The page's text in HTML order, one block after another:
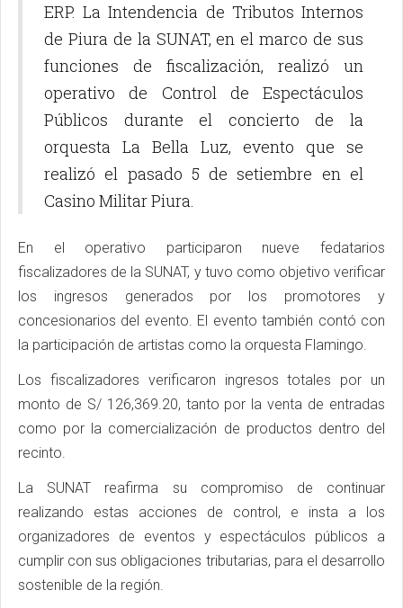
ERP. La Intendencia de Tributos Internos
de Piura de la SUNAT, en el marco de sus
funciones de fiscalización, realizó un
operativo de Control de Espectáculos
Públicos durante el concierto de la
orquesta La Bella Luz, evento que se
realizó el pasado 5 de setiembre en el
Casino Militar Piura.
En el operativo participaron nueve fedatarios
fiscalizadores de la SUNAT, y tuvo como objetivo verificar
los ingresos generados por los promotores y
concesionarios del evento. El evento también contó con
la participación de artistas como la orquesta Flamingo.
Los fiscalizadores verificaron ingresos totales por un
monto de S/ 126,369.20, tanto por la venta de entradas
como por la comercialización de productos dentro del
recinto.
La SUNAT reafirma su compromiso de continuar
realizando estas acciones de control, e insta a los
organizadores de eventos y espectáculos públicos a
cumplir con sus obligaciones tributarias, para el desarrollo
sostenible de la región.